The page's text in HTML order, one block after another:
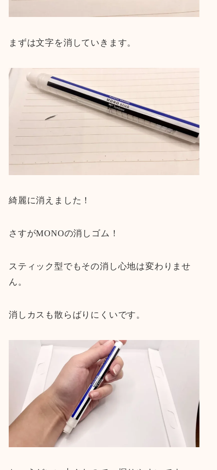
まずは文字を消していきます。
綺麗に消えました！
さすがMONOの消しゴム！
スティック型でもその消し心地は変わりませ
ん。
消しカスも散らばりにくいです。